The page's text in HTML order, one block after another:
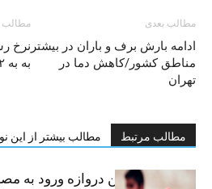
مطالب
به به ۲۵.۲ درصد رسید
مطالب بعدی
ادامه بارش برف و باران در بیشتر
مناطق کشور/کاهش دما در
تهران
مطالب مرتبط مطالب بیشتر از این
سیگار، مهمترین دروازه ورود به